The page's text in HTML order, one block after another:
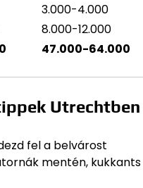
3.000-4.000
8.000-12.000
47.000-64.000
Utrechtben
fel a belvárost
mentén, kukkants